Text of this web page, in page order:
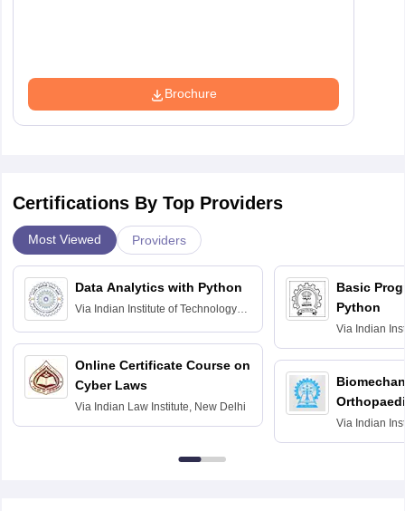
Brochure
Certifications By Top Providers
Most Viewed Providers
Data Analytics with Python
Via Indian Institute of Technology
Online Certificate Course on
Cyber Laws
Via Indian Law Institute, New Delhi
Basic
Python
Via Indian
Via Indian